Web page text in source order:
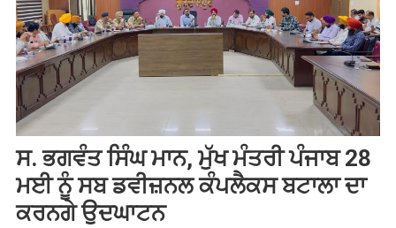
ਸ. ਭਗਵੰਤ ਸਿੰਘ ਮਾਨ, ਮੁੱਖ ਮੰਤਰੀ ਪੰਜਾਬ 28
ਮਈ ਨੂੰ ਸਬ ਡਵੀਜ਼ਨਲ ਕੰਪਲੈਕਸ ਬਟਾਲਾ ਦਾ
ਕਰਨਗੇ ਉਦਘਾਟਨ